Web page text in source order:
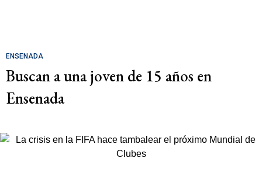
ENSENADA
Buscan a una joven de 15 años en
Ensenada